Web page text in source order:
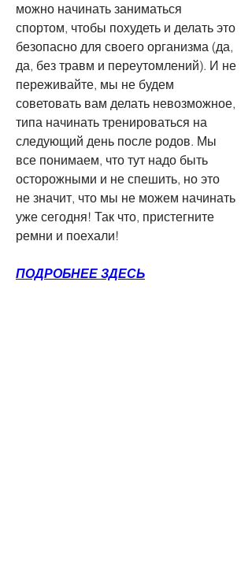
можно начинать заниматься
спортом, чтобы похудеть и делать это
безопасно для своего организма (да,
да, без травм и переутомлений). И не
переживайте, мы не будем
советовать вам делать невозможное,
типа начинать тренироваться на
следующий день после родов. Мы
все понимаем, что тут надо быть
осторожными и не спешить, но это
не значит, что мы не можем начинать
уже сегодня! Так что, пристегните
ремни и поехали!
ПОДРОБНЕЕ ЗДЕСЬ